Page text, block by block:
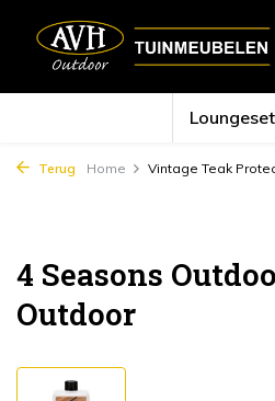
Terug Home Vintage Teak
4 Seasons
Outdoor